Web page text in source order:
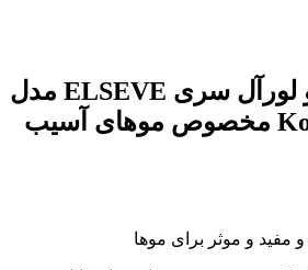
ویژگیهای کرم مو لورآل سری ELSEVE مدل
۵ Komple Onarici مخصوص موهای آسیب
مفید و موثر برای موها